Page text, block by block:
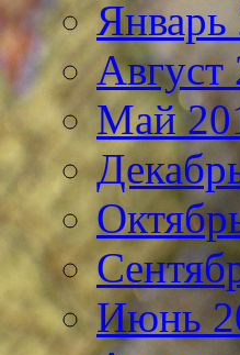
Январь
Август
Май
Июнь